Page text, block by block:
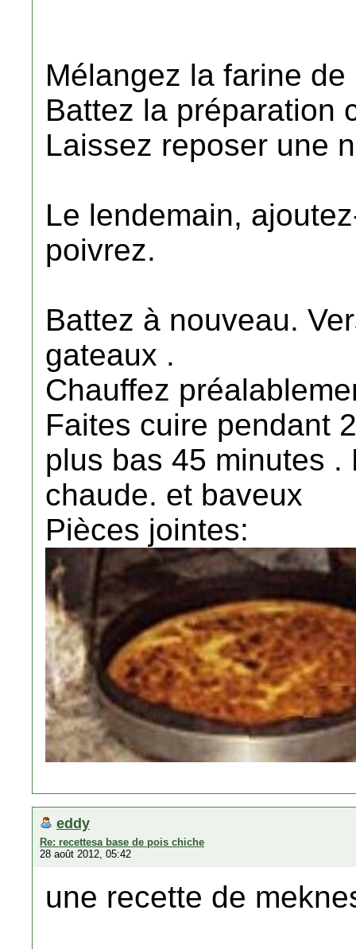
Mélangez la farine de
Battez la préparation
Laissez reposer une
Le lendemain,
poivrez.
Battez à nouveau.
gateaux .
Chauffez
Faites cuire pendant
plus bas 45 minutes
chaude. et baveux
Pièces jointes:
eddy
Re: recettesa base de pois chiche
28 août 2012, 05:42
une recette de